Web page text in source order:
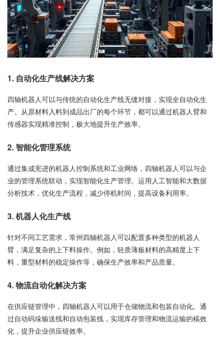
1. 自动化生产线解决方案
四轴机器人可以与传统的自动化生产线无缝对接，实现全自动化生
产。从原材料入料到成品出厂的每个环节，都可以通过机器人臂和
传感器实现精准控制，极大地提升生产效率。
2.智能化管理系统
通过集成宪进的机器人控制系统和工业网络，四轴机器人可以与企
业的管理系统联动，实现智能化生产管理。运用人工智能和大数据
分析技术，优化生产流程，减少停机时间，提高设备利用率。
3.机器人化生产线
针对不同工艺需求，常州四轴机器人可以配置多种类型的机器人
臂，满足复杂的上下料操作。例如，轻质薄板材料的高精度上下
料，重型材料的稳定操作等，确保生产效率和产品质量。
4.物流自动化解决方案
在供应链管理中，四轴机器人可以用于仓储物流和包装自动化。通
过自动码垛输送线和自动包装线，实现库存管理和物流运输的槁效
化，提升企业供应链效率。